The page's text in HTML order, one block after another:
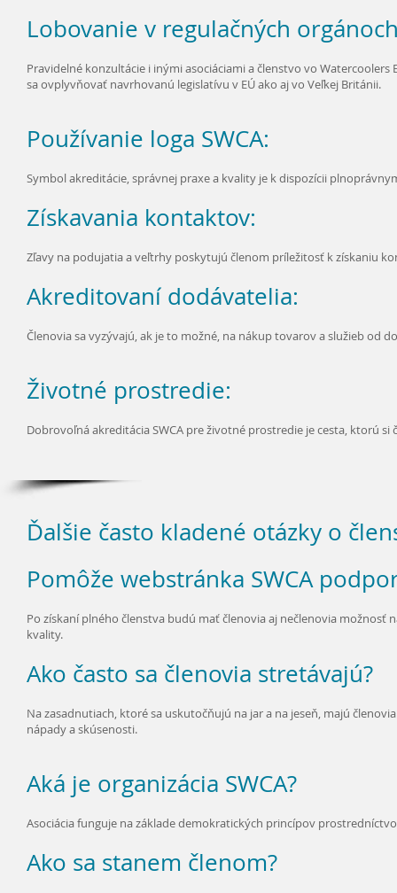
Lobovanie v regulačných
Pravidelné konzultácie i inými asociáciami a členstvo vo
sa ovplyvňovať navrhovanú legislatívu v EÚ ako aj vo Veľkej Británii.
Používanie loga SWCA:
Symbol akreditácie, správnej praxe a kvality je k dispozícii
Získavania kontaktov:
Zľavy na podujatia a veľtrhy poskytujú členom príležitosť k získaniu
Akreditovaní dodávatelia:
Členovia sa vyzývajú, ak je to možné, na nákup tovarov a služieb od
Životné prostredie:
Dobrovoľná akreditácia SWCA pre životné prostredie je cesta, ktorú
Ďalšie často kladené otázky o
Pomôže webstránka SWCA
Po získaní plného členstva budú mať členovia aj nečlenovia možnosť
kvality.
Ako často sa členovia stretávajú?
Na zasadnutiach, ktoré sa uskutočňujú na jar a na jeseň, majú
nápady a skúsenosti.
Aká je organizácia SWCA?
Asociácia funguje na základe demokratických princípov
Ako sa stanem členom?